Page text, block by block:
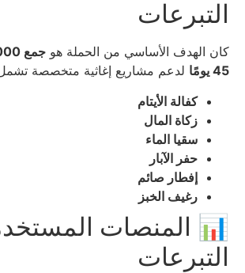
التبرعات
كان الهدف الأساسي من الحملة هو
45 يومًا
لدعم مشاريع إغاثية متخصصة
كفالة الأيتام
زكاة المال
سقيا الماء
حفر الآبار
إفطار صائم
رغيف الخبز
📊 المنصات
التبرعات